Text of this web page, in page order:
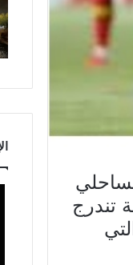
الساحلي
32 وهي مقابلة تندرج